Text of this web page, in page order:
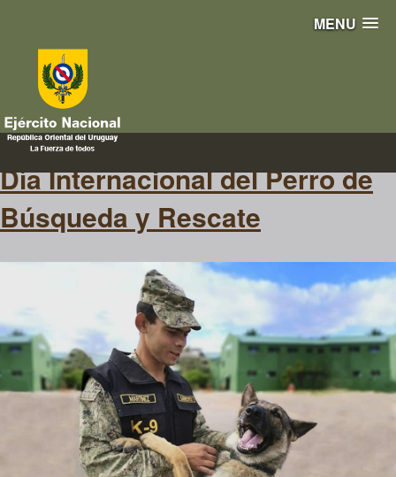
MENU
Héroes
Día Internacional del Perro de
Búsqueda y Rescate